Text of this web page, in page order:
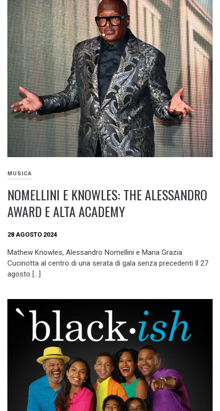
MUSICA
NOMELLINI E KNOWLES: THE ALESSANDRO
AWARD E ALTA ACADEMY
28 AGOSTO 2024
Mathew Knowles, Alessandro Nomellini e Maria Grazia
Cucinotta al centro di una serata di gala senza precedenti Il 27
agosto […]